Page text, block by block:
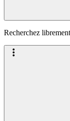
Recherchez